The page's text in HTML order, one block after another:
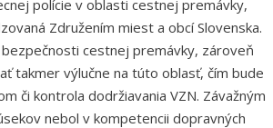
polície v oblasti cestnej premávky,
Združením miest a obcí Slovenska.
cestnej premávky, zároveň
takmer výlučne na túto oblasť, čím bude
či kontrola dodržiavania VZN. Závažným
nebol v kompetencii dopravných